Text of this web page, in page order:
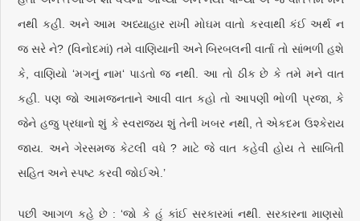
નથી કહી. અને આમ અધ્યાહાર રાખી મોઘમ વાતો કરવાથી કંઈ અર્થ ન
જ સરે ને? (વિનોદમાં) તમે વાણિયાની અને બિરબલની વાર્તા તો સાંભળી હશે
કે, વાણિયો ‘મગનું નામ‘ પાડતો જ નથી. આ તો ઠીક છે કે તમે મને વાત
કહી. પણ જો આમજનતાને આવી વાત કહો તો આપણી ભોળી પ્રજા, કે
જેને હજુ પ્રધાનો શું કે સ્વરાજ્ય શું તેની ખબર નથી, તે એકદમ ઉશ્કેરાય
જાય. અને ગેરસમજ કેટલી વધે ? માટે જે વાત કહેવી હોય તે સાબિતી
સહિત અને સ્પષ્ટ કરવી જોઈએ.’
પછી આગળ કહે છે : ‘જો કે હું કાંઈ સરકારમાં નથી. સરકારના માણસો